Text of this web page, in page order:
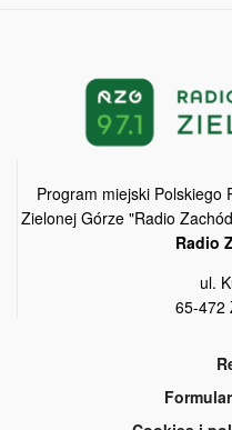
Program miejski Polskiego
Zielonej Górze "Radio
Radio
ul.
65-472